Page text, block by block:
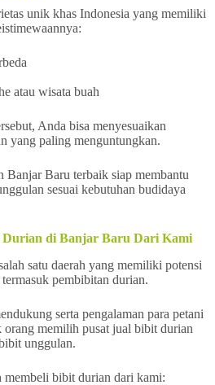
unik khas Indonesia yang memiliki
atau wisata buah
Anda bisa menyesuaikan
yang paling menguntungkan.
Baru terbaik siap membantu
sesuai kebutuhan budidaya
Durian di Banjar Baru Dari Kami
satu daerah yang memiliki potensi
pembibitan durian.
serta pengalaman para petani
memilih pusat jual bibit durian
unggulan.
membeli bibit durian dari kami: